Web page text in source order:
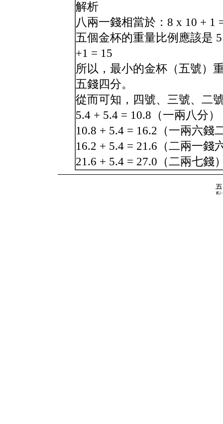
解析
八兩一錢相當於：8 x 10 + 1
五個金杯的重量比例應該是
+1 = 15
所以，最小的金杯（五號）
五錢四分。
從而可知，四號、三號、二
5.4 + 5.4 = 10.8（一兩八分）
10.8 + 5.4 = 16.2（一兩六錢
16.2 + 5.4 = 21.6（二兩一錢
21.6 + 5.4 = 27.0（二兩七錢